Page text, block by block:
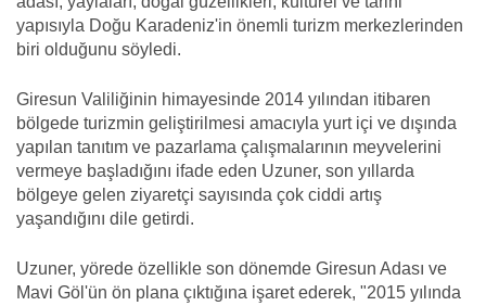
yapısıyla Doğu Karadeniz'in önemli turizm merkezlerinden
biri olduğunu söyledi.
Giresun Valiliğinin himayesinde 2014 yılından itibaren
bölgede turizmin geliştirilmesi amacıyla yurt içi ve dışında
yapılan tanıtım ve pazarlama çalışmalarının meyvelerini
vermeye başladığını ifade eden Uzuner, son yıllarda
bölgeye gelen ziyaretçi sayısında çok ciddi artış
yaşandığını dile getirdi.
Uzuner, yörede özellikle son dönemde Giresun Adası ve
Mavi Göl'ün ön plana çıktığına işaret ederek, "2015 yılında